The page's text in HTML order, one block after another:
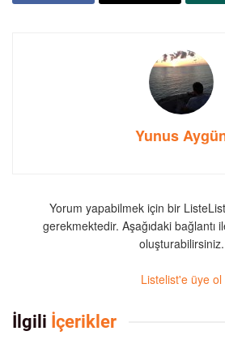
Yunus
Yorum yapabilmek için bir ListeList
gerekmektedir. Aşağıdaki bağlantı
oluşturabilirsiniz.
Listelist'e üye ol
İlgili İçerikler